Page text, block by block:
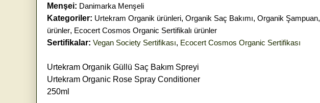
Menşei: Danimarka Menşeli
Kategoriler: Urtekram Organik ürünleri, Organik Saç Bakımı, Organik Şampuan,
ürünler, Ecocert Cosmos Organic Sertifikalı ürünler
Sertifikalar: Vegan Society Sertifikası, Ecocert Cosmos Organic Sertifikası
Urtekram Organik Güllü Saç Bakım Spreyi
Urtekram Organic Rose Spray Conditioner
250ml